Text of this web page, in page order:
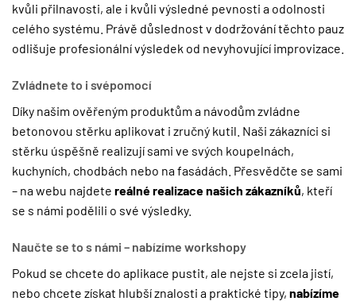
kvůli přilnavosti, ale i kvůli výsledné pevnosti a odolnosti
celého systému. Právě důslednost v dodržování těchto pauz
odlišuje profesionální výsledek od nevyhovující improvizace.
Zvládnete to i svépomocí
Díky našim ověřeným produktům a návodům zvládne
betonovou stěrku aplikovat i zručný kutil. Naši zákazníci si
stěrku úspěšně realizují sami ve svých koupelnách,
kuchyních, chodbách nebo na fasádách. Přesvědčte se sami
– na webu najdete reálné realizace našich zákazníků, kteří
se s námi podělili o své výsledky.
Naučte se to s námi – nabízíme workshopy
Pokud se chcete do aplikace pustit, ale nejste si zcela jistí,
nebo chcete získat hlubší znalosti a praktické tipy, nabízíme